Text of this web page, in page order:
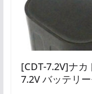
[CDT-7.2V]ナ
7.2V バッテリ